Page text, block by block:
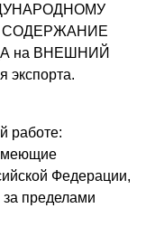
СОДЕРЖАНИЕ
на ВНЕШНИЙ
работе:
Федерации,
пределами